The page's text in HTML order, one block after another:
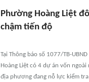
Phường Hoàng Liệt
chậm tiến độ
Tại Thông báo số 1077/TB-
Hoàng Liệt có 4 dự án vốn
địa phương đang nỗ lực kiểm